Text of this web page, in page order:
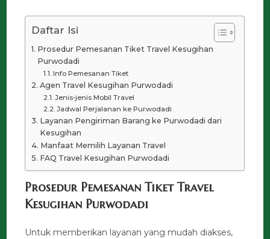
Daftar Isi
Prosedur Pemesanan Tiket Travel Kesugihan
Purwodadi
Info Pemesanan Tiket
Agen Travel Kesugihan Purwodadi
Jenis-jenis Mobil Travel
Jadwal Perjalanan ke Purwodadi
Layanan Pengiriman Barang ke Purwodadi dari
Kesugihan
Manfaat Memilih Layanan Travel
FAQ Travel Kesugihan Purwodadi
Prosedur Pemesanan Tiket Travel
Kesugihan Purwodadi
Untuk memberikan layanan yang mudah diakses,